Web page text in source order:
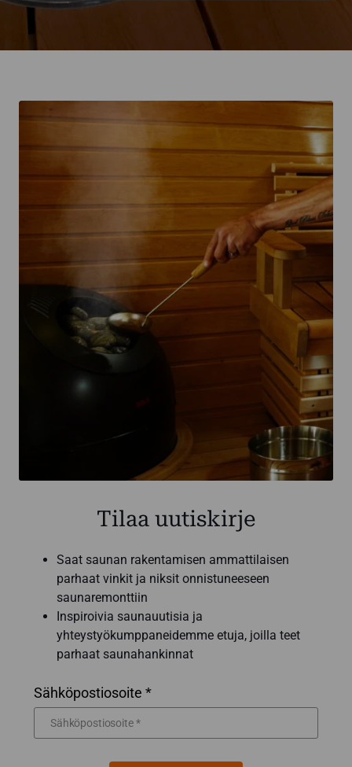
Tilaa uutiskirje
Saat saunan rakentamisen ammattilaisen
parhaat vinkit ja niksit onnistuneeseen
saunaremonttiin
Inspiroivia saunauutisia ja
yhteystyökumppaneidemme etuja, joilla teet
parhaat saunahankinnat
Sähköpostiosoite *